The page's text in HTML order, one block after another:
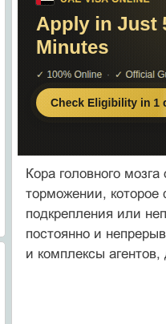
Кора головного
торможении, которое
подкрепления или
постоянно и
и комплексы